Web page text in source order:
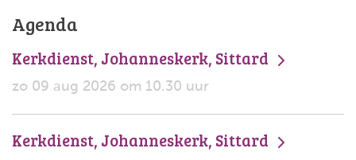
Agenda
Kerkdienst, Johanneskerk, Sittard
zo 09 aug 2026 om 10.30 uur
Kerkdienst, Johanneskerk, Sittard